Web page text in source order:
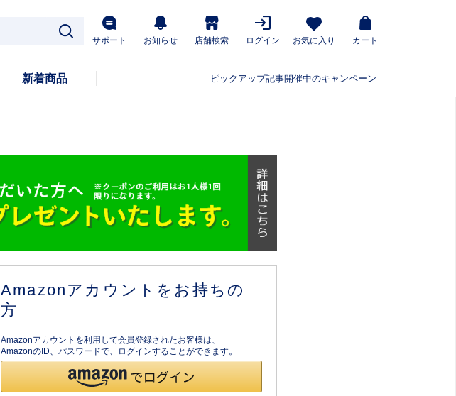
サポート お知らせ 店舗検索 ログイン お気に入り カート
新着商品 ピックアップ記事開催中のキャンペーン
Amazonアカウントをお持ちの
方
Amazonアカウントを利用して会員登録されたお客様は、
AmazonのID、パスワードで、ログインすることができます。